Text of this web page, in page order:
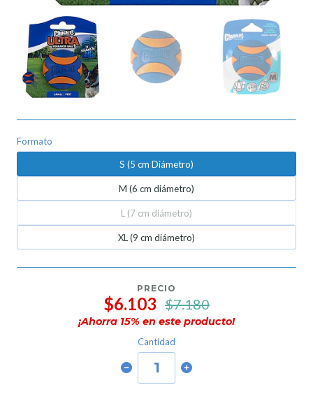
Formato
S (5 cm Diámetro)
M (6 cm diámetro)
L (7 cm diámetro)
XL (9 cm diámetro)
PRECIO
$6.103 $7.180
¡Ahorra 15% en este producto!
Cantidad